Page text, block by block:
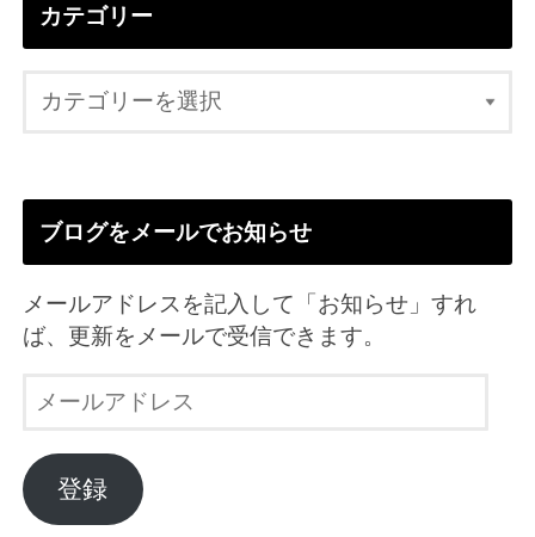
カテゴリー
ブログをメールでお知らせ
メールアドレスを記入して「お知らせ」すれ
ば、更新をメールで受信できます。
ル
ア
ド
登録